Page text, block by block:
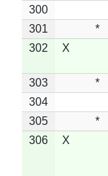
300
301
*
302
X
303 *
304
305
*
306
X